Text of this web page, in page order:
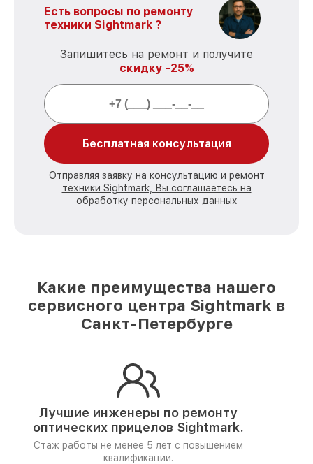
Есть вопросы по ремонту
техники Sightmark ?
Запишитесь на ремонт и получите
скидку -25%
Бесплатная консультация
Отправляя заявку на консультацию и ремонт
техники Sightmark, Вы соглашаетесь на
обработку персональных данных
Какие преимущества нашего
сервисного центра Sightmark в
Санкт-Петербурге
Лучшие инженеры по ремонту
оптических прицелов Sightmark.
Стаж работы не менее 5 лет с повышением
квалификации.